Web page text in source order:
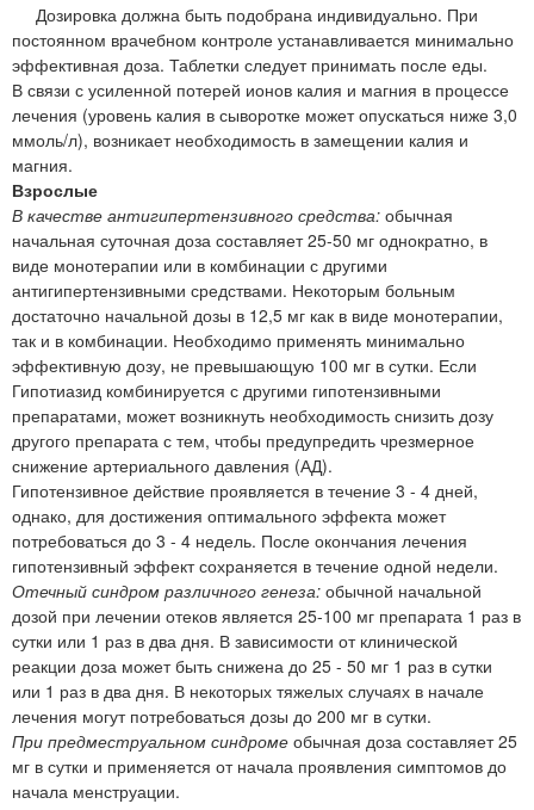
Дозировка должна быть подобрана индивидуально. При
постоянном врачебном контроле устанавливается минимально
эффективная доза. Таблетки следует принимать после еды.
В связи с усиленной потерей ионов калия и магния в процессе
лечения (уровень калия в сыворотке может опускаться ниже 3,0
ммоль/л), возникает необходимость в замещении калия и
магния.
Взрослые
В качестве антигипертензивного средства: обычная
начальная суточная доза составляет 25-50 мг однократно, в
виде монотерапии или в комбинации с другими
антигипертензивными средствами. Некоторым больным
достаточно начальной дозы в 12,5 мг как в виде монотерапии,
так и в комбинации. Необходимо применять минимально
эффективную дозу, не превышающую 100 мг в сутки. Если
Гипотиазид комбинируется с другими гипотензивными
препаратами, может возникнуть необходимость снизить дозу
другого препарата с тем, чтобы предупредить чрезмерное
снижение артериального давления (АД).
Гипотензивное действие проявляется в течение 3 - 4 дней,
однако, для достижения оптимального эффекта может
потребоваться до 3 - 4 недель. После окончания лечения
гипотензивный эффект сохраняется в течение одной недели.
Отечный синдром различного генеза: обычной начальной
дозой при лечении отеков является 25-100 мг препарата 1 раз в
сутки или 1 раз в два дня. В зависимости от клинической
реакции доза может быть снижена до 25 - 50 мг 1 раз в сутки
или 1 раз в два дня. В некоторых тяжелых случаях в начале
лечения могут потребоваться дозы до 200 мг в сутки.
При предместруальном синдроме обычная доза составляет 25
мг в сутки и применяется от начала проявления симптомов до
начала менструации.